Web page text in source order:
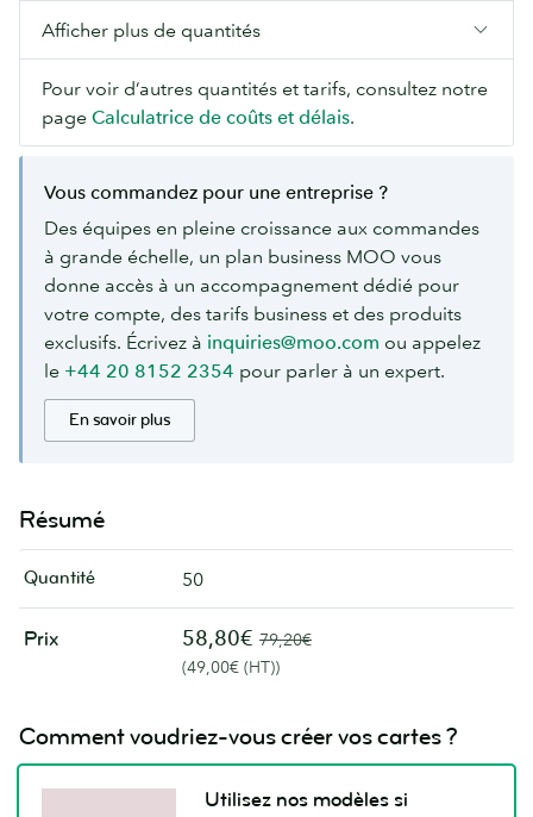
Afficher plus de quantités
Pour voir d’autres quantités et tarifs, consultez notre
page Calculatrice de coûts et délais.
Vous commandez pour une entreprise ?
Des équipes en pleine croissance aux commandes
à grande échelle, un plan business MOO vous
donne accès à un accompagnement dédié pour
votre compte, des tarifs business et des produits
exclusifs. Écrivez à inquiries@moo.com ou appelez
le +44 20 8152 2354 pour parler à un expert.
En savoir plus
Résumé
Quantité 50
Prix 58,80€ 79,20€
(49,00€ (HT))
Comment voudriez-vous créer vos cartes ?
Utilisez nos modèles si